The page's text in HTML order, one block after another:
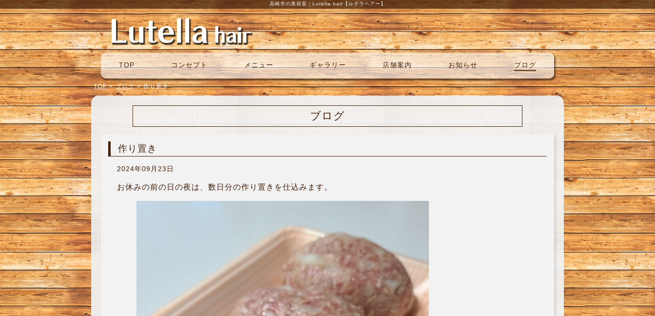
高崎市の美容室｜Lutella hair【ルテラヘアー】
TOP コンセプト メニュー ギャラリー 店舗案内 お知らせ ブログ
TOP > ブログ > 作り置き
ブログ
作り置き
2024年09月23日
お休みの前の日の夜は、数日分の作り置きを仕込みます。